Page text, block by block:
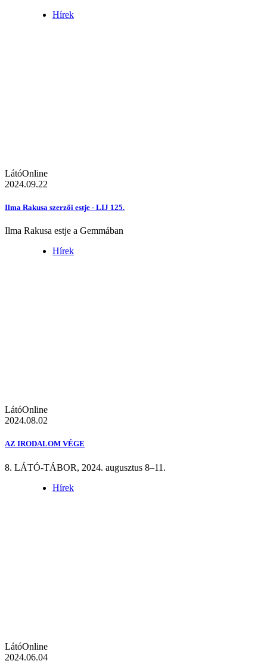
Hírek
LátóOnline
2024.09.22
Ilma Rakusa szerzői estje - LIJ 125.
Ilma Rakusa estje a Gemmában
Hírek
LátóOnline
2024.08.02
AZ IRODALOM VÉGE
8. LÁTÓ-TÁBOR, 2024. augusztus 8–11.
Hírek
LátóOnline
2024.06.04